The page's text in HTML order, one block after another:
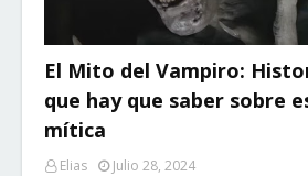
El Mito del Vampiro:
que hay que saber sobre
mítica
Elias
Julio 28, 2024